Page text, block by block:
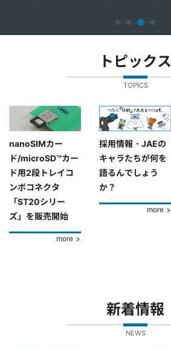
トピックス
TOPICS
nanoSIMカー
ド/microSD™カー
ド用2段トレイコ
ンボコネクタ
「ST20シリー
ズ」を販売開始
more
採用情報・JAEの
キャラたちが何を
語るんでしょう
か？
more
新着情報
NEWS